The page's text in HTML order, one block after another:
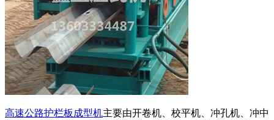
高速公路护栏板成型机主要由开卷机、校平机、冲孔机、冲中